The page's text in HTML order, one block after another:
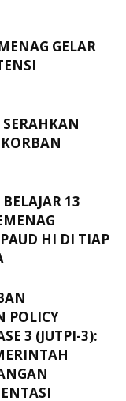
GELAR
13
HI DI TIAP
POLICY
3 (JUTPI-3):